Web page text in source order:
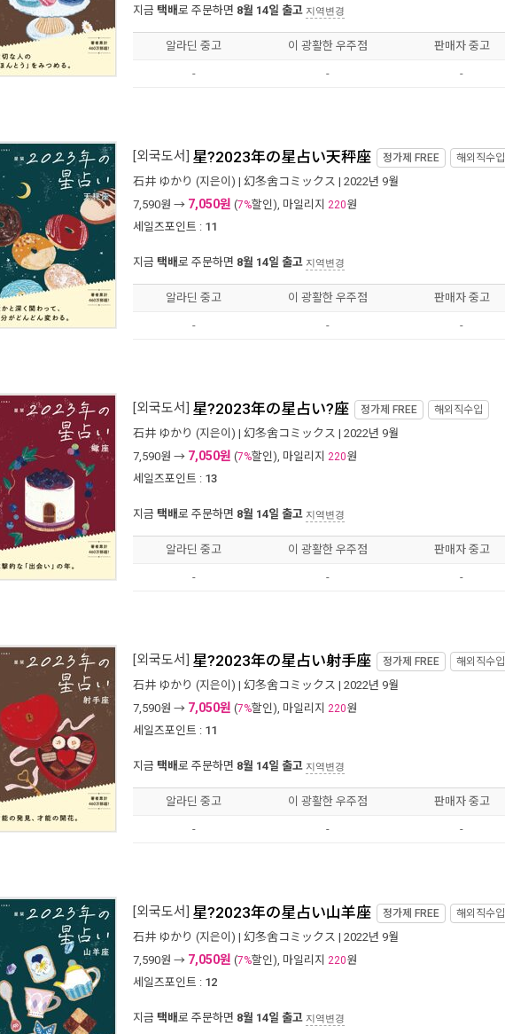
지금 택배로 주문하면 8월 14일 출고 지역변경
알라딘 중고 이 광활한 우주점 판매자 중고
- - -
[외국도서] 星?2023年の星占い天秤座 정가제 FREE 해외직수입
石井 ゆかり (지은이) | 幻冬舍コミックス | 2022년 9월
7,590원 → 7,050원 (7%할인), 마일리지 220원
세일즈포인트 : 11
지금 택배로 주문하면 8월 14일 출고 지역변경
알라딘 중고 이 광활한 우주점 판매자 중고
- - -
[외국도서] 星?2023年の星占い?座 정가제 FREE 해외직수입
石井 ゆかり (지은이) | 幻冬舍コミックス | 2022년 9월
7,590원 → 7,050원 (7%할인), 마일리지 220원
세일즈포인트 : 13
지금 택배로 주문하면 8월 14일 출고 지역변경
알라딘 중고 이 광활한 우주점 판매자 중고
- - -
[외국도서] 星?2023年の星占い射手座 정가제 FREE 해외직수입
石井 ゆかり (지은이) | 幻冬舍コミックス | 2022년 9월
7,590원 → 7,050원 (7%할인), 마일리지 220원
세일즈포인트 : 11
지금 택배로 주문하면 8월 14일 출고 지역변경
알라딘 중고 이 광활한 우주점 판매자 중고
- - -
[외국도서] 星?2023年の星占い山羊座 정가제 FREE 해외직수입
石井 ゆかり (지은이) | 幻冬舍コミックス | 2022년 9월
7,590원 → 7,050원 (7%할인), 마일리지 220원
세일즈포인트 : 12
지금 택배로 주문하면 8월 14일 출고 지역변경